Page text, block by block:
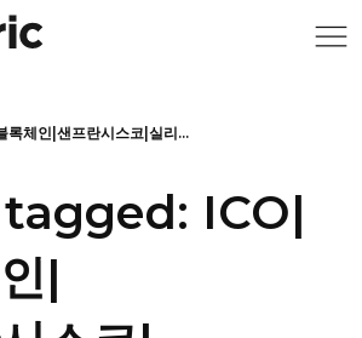
록체인|샌프란시스코|실리...
ICO|
|